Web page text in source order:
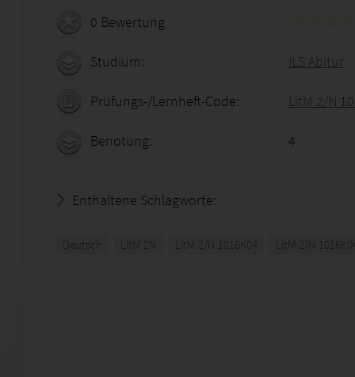
0 Bewertung
Studium: ILS Abitur
Prüfungs-/Lernheft-Code: LitM 2/N
Benotung: 4
Enthaltene Schlagworte:
Deutsch LitM 2N LitM 2/N 1016K04 LitM 2/N